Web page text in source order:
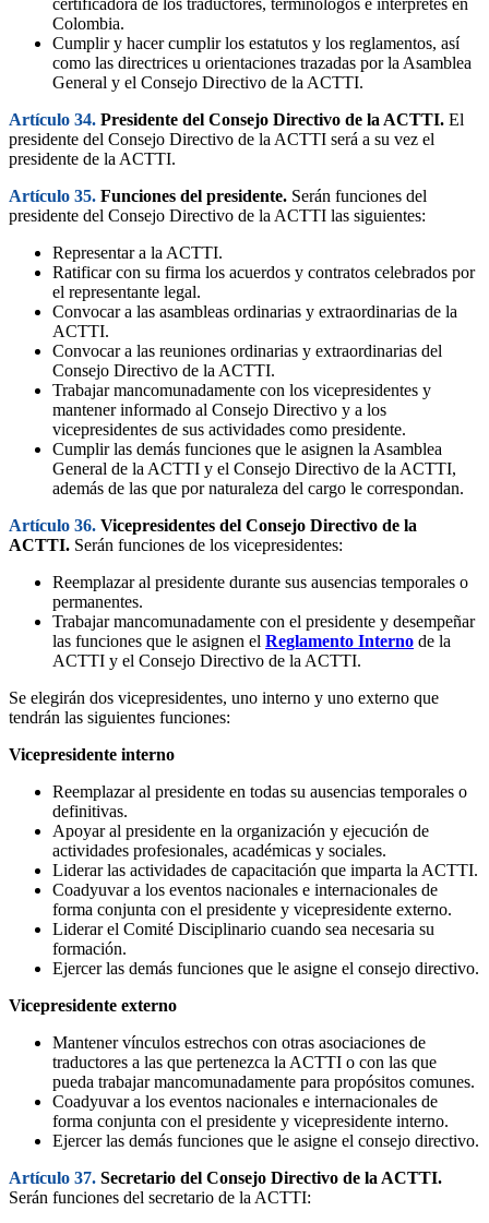
Colombia.
Cumplir y hacer cumplir los estatutos y los reglamentos, así
como las directrices u orientaciones trazadas por la Asamblea
General y el Consejo Directivo de la ACTTI.
Artículo 34. Presidente del Consejo Directivo de la ACTTI. El
presidente del Consejo Directivo de la ACTTI será a su vez el
presidente de la ACTTI.
Artículo 35. Funciones del presidente. Serán funciones del
presidente del Consejo Directivo de la ACTTI las siguientes:
Representar a la ACTTI.
Ratificar con su firma los acuerdos y contratos celebrados por
el representante legal.
Convocar a las asambleas ordinarias y extraordinarias de la
ACTTI.
Convocar a las reuniones ordinarias y extraordinarias del
Consejo Directivo de la ACTTI.
Trabajar mancomunadamente con los vicepresidentes y
mantener informado al Consejo Directivo y a los
vicepresidentes de sus actividades como presidente.
Cumplir las demás funciones que le asignen la Asamblea
General de la ACTTI y el Consejo Directivo de la ACTTI,
además de las que por naturaleza del cargo le correspondan.
Artículo 36. Vicepresidentes del Consejo Directivo de la
ACTTI. Serán funciones de los vicepresidentes:
Reemplazar al presidente durante sus ausencias temporales o
permanentes.
Trabajar mancomunadamente con el presidente y desempeñar
las funciones que le asignen el Reglamento Interno de la
ACTTI y el Consejo Directivo de la ACTTI.
Se elegirán dos vicepresidentes, uno interno y uno externo que
tendrán las siguientes funciones:
Vicepresidente interno
Reemplazar al presidente en todas su ausencias temporales o
definitivas.
Apoyar al presidente en la organización y ejecución de
actividades profesionales, académicas y sociales.
Liderar las actividades de capacitación que imparta la ACTTI.
Coadyuvar a los eventos nacionales e internacionales de
forma conjunta con el presidente y vicepresidente externo.
Liderar el Comité Disciplinario cuando sea necesaria su
formación.
Ejercer las demás funciones que le asigne el consejo directivo.
Vicepresidente externo
Mantener vínculos estrechos con otras asociaciones de
traductores a las que pertenezca la ACTTI o con las que
pueda trabajar mancomunadamente para propósitos comunes.
Coadyuvar a los eventos nacionales e internacionales de
forma conjunta con el presidente y vicepresidente interno.
Ejercer las demás funciones que le asigne el consejo directivo.
Artículo 37. Secretario del Consejo Directivo de la ACTTI.
Serán funciones del secretario de la ACTTI: